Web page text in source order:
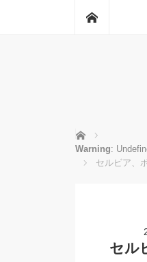
ホーム
Warning:
セルビア、
セル